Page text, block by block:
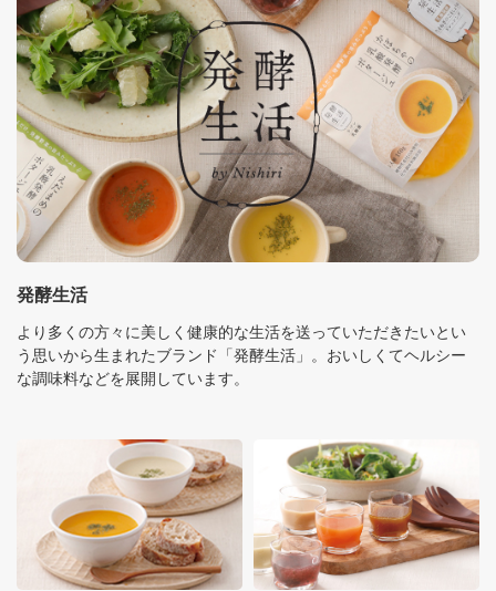
発酵生活
より多くの方々に美しく健康的な生活を送っていただきたいとい
う思いから生まれたブランド「発酵生活」。おいしくてヘルシー
な調味料などを展開しています。